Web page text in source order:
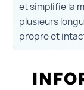
et simplifie la
plusieurs
propre et